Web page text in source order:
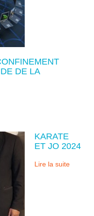
DE LA
KARATE
ET JO 2024
Lire la suite